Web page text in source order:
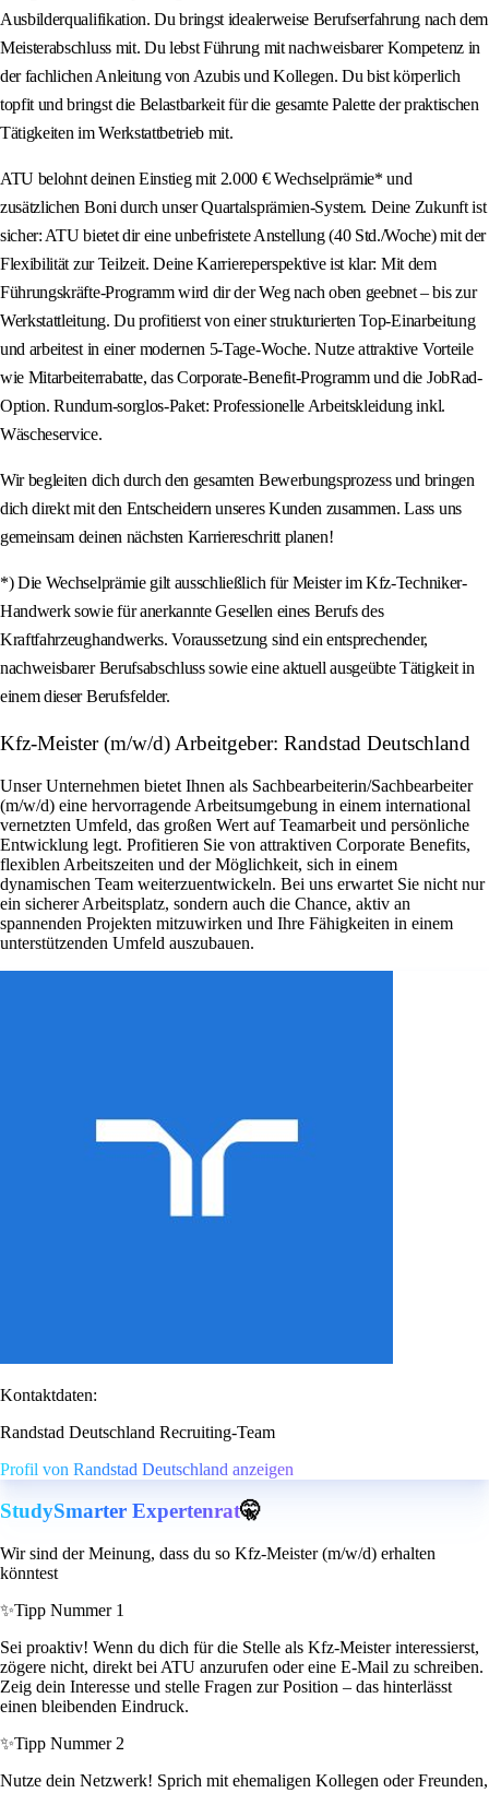
Ausbilderqualifikation. Du bringst idealerweise Berufserfahrung nach dem
Meisterabschluss mit. Du lebst Führung mit nachweisbarer Kompetenz in
der fachlichen Anleitung von Azubis und Kollegen. Du bist körperlich
topfit und bringst die Belastbarkeit für die gesamte Palette der praktischen
Tätigkeiten im Werkstattbetrieb mit.
ATU belohnt deinen Einstieg mit 2.000 € Wechselprämie* und
zusätzlichen Boni durch unser Quartalsprämien-System. Deine Zukunft ist
sicher: ATU bietet dir eine unbefristete Anstellung (40 Std./Woche) mit der
Flexibilität zur Teilzeit. Deine Karriereperspektive ist klar: Mit dem
Führungskräfte-Programm wird dir der Weg nach oben geebnet – bis zur
Werkstattleitung. Du profitierst von einer strukturierten Top-Einarbeitung
und arbeitest in einer modernen 5-Tage-Woche. Nutze attraktive Vorteile
wie Mitarbeiterrabatte, das Corporate-Benefit-Programm und die JobRad-
Option. Rundum-sorglos-Paket: Professionelle Arbeitskleidung inkl.
Wäscheservice.
Wir begleiten dich durch den gesamten Bewerbungsprozess und bringen
dich direkt mit den Entscheidern unseres Kunden zusammen. Lass uns
gemeinsam deinen nächsten Karriereschritt planen!
*) Die Wechselprämie gilt ausschließlich für Meister im Kfz-Techniker-
Handwerk sowie für anerkannte Gesellen eines Berufs des
Kraftfahrzeughandwerks. Voraussetzung sind ein entsprechender,
nachweisbarer Berufsabschluss sowie eine aktuell ausgeübte Tätigkeit in
einem dieser Berufsfelder.
Kfz-Meister (m/w/d) Arbeitgeber: Randstad Deutschland
Unser Unternehmen bietet Ihnen als Sachbearbeiterin/Sachbearbeiter
(m/w/d) eine hervorragende Arbeitsumgebung in einem international
vernetzten Umfeld, das großen Wert auf Teamarbeit und persönliche
Entwicklung legt. Profitieren Sie von attraktiven Corporate Benefits,
flexiblen Arbeitszeiten und der Möglichkeit, sich in einem
dynamischen Team weiterzuentwickeln. Bei uns erwartet Sie nicht nur
ein sicherer Arbeitsplatz, sondern auch die Chance, aktiv an
spannenden Projekten mitzuwirken und Ihre Fähigkeiten in einem
unterstützenden Umfeld auszubauen.
Kontaktdaten:
Randstad Deutschland Recruiting-Team
Profil von Randstad Deutschland anzeigen
StudySmarter Expertenrat🤫
Wir sind der Meinung, dass du so Kfz-Meister (m/w/d) erhalten
könntest
✨Tipp Nummer 1
Sei proaktiv! Wenn du dich für die Stelle als Kfz-Meister interessierst,
zögere nicht, direkt bei ATU anzurufen oder eine E-Mail zu schreiben.
Zeig dein Interesse und stelle Fragen zur Position – das hinterlässt
einen bleibenden Eindruck.
✨Tipp Nummer 2
Nutze dein Netzwerk! Sprich mit ehemaligen Kollegen oder Freunden,